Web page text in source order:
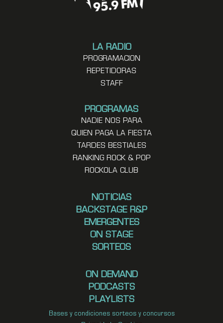
LA RADIO
PROGRAMACION
REPETIDORAS
STAFF
PROGRAMAS
NADIE NOS PARA
QUIEN PAGA LA FIESTA
TARDES BESTIALES
RANKING ROCK & POP
ROCKOLA CLUB
NOTICIAS
BACKSTAGE R&P
EMERGENTES
ON STAGE
SORTEOS
ON DEMAND
PODCASTS
PLAYLISTS
Bases y condiciones sorteos y concursos